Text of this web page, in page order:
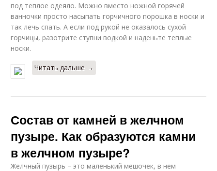
под теплое одеяло. Можно вместо ножной горячей
ванночки просто насыпать горчичного порошка в носки и
так лечь спать. А если под рукой не оказалось сухой
горчицы, разотрите ступни водкой и наденьте теплые
носки.
Читать дальше →
Состав от камней в желчном
пузыре. Как образуются камни
в желчном пузыре?
Желчный пузырь – это маленький мешочек, в нем